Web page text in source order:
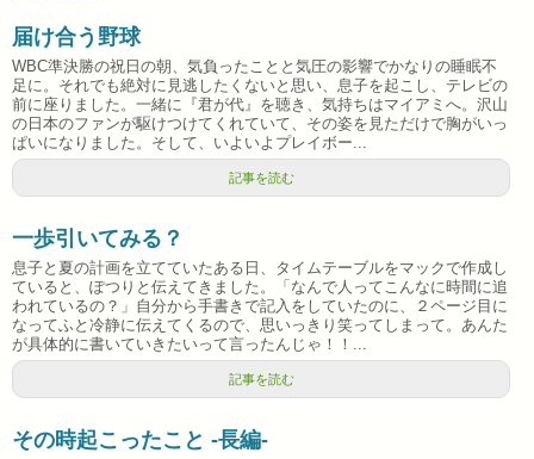
届け合う野球
WBC準決勝の祝日の朝、気負ったことと気圧の影響でかなりの睡眠不
足に。それでも絶対に見逃したくないと思い、息子を起こし、テレビの
前に座りました。一緒に『君が代』を聴き、気持ちはマイアミへ。沢山
の日本のファンが駆けつけてくれていて、その姿を見ただけで胸がいっ
ぱいになりました。そして、いよいよプレイボー...
記事を読む
一歩引いてみる？
息子と夏の計画を立てていたある日、タイムテーブルをマックで作成し
ていると、ぽつりと伝えてきました。「なんで人ってこんなに時間に追
われているの？」自分から手書きで記入をしていたのに、２ページ目に
なってふと冷静に伝えてくるので、思いっきり笑ってしまって。あんた
が具体的に書いていきたいって言ったんじゃ！！...
記事を読む
その時起こったこと -長編-